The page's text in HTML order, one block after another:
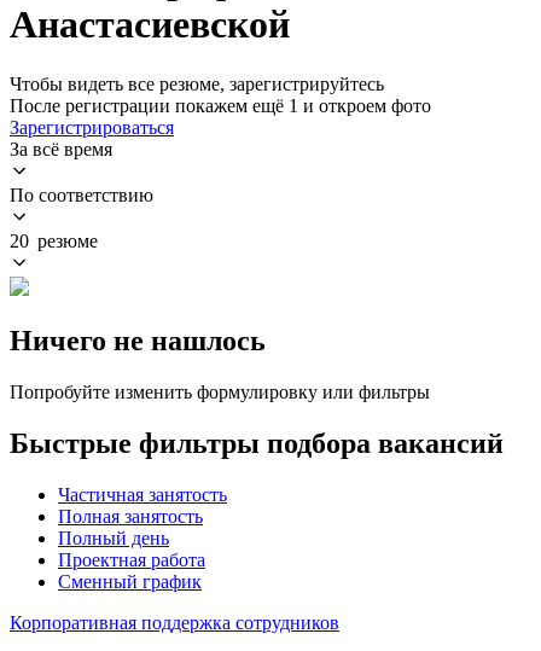
Анастасиевской
Чтобы видеть все резюме, зарегистрируйтесь
После регистрации покажем ещё 1 и откроем фото
Зарегистрироваться
За всё время
По соответствию
20 резюме
Ничего не нашлось
Попробуйте изменить формулировку или фильтры
Быстрые фильтры подбора вакансий
Частичная занятость
Полная занятость
Полный день
Проектная работа
Сменный график
Корпоративная поддержка сотрудников